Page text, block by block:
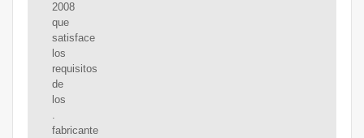
2008
que
satisface
los
requisitos
de
los
.
fabricante